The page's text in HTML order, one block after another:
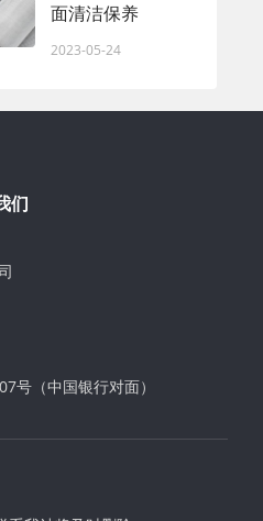
面清洁保养
2023-05-24
们
号（中国银行对面）